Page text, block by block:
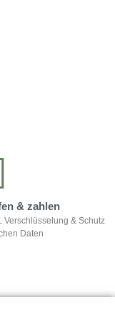
& zahlen
& Schutz
Daten